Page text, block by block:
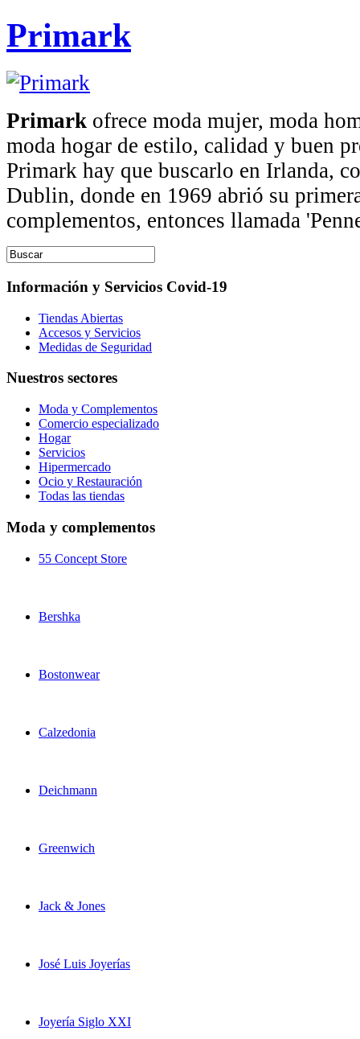
Primark
Primark ofrece moda mujer, moda
moda hogar de estilo, calidad y buen
Primark hay que buscarlo en Irlanda,
Dublin, donde en 1969 abrió su
complementos, entonces llamada
Información y Servicios Covid-19
Tiendas Abiertas
Accesos y Servicios
Medidas de Seguridad
Nuestros sectores
Moda y Complementos
Comercio especializado
Hogar
Servicios
Hipermercado
Ocio y Restauración
Todas las tiendas
Moda y complementos
55 Concept Store
Bershka
Bostonwear
Calzedonia
Deichmann
Greenwich
Jack & Jones
José Luis Joyerías
Joyería Siglo XXI